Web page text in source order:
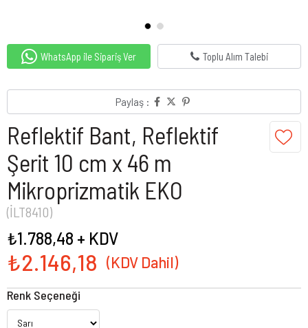
WhatsApp ile Sipariş Ver Toplu Alım Talebi
Paylaş :
Reflektif Bant, Reflektif
Şerit 10 cm x 46 m
Mikroprizmatik EKO
(İLT8410)
₺2.146,18
₺1.788,48 + KDV
Renk Seçeneği